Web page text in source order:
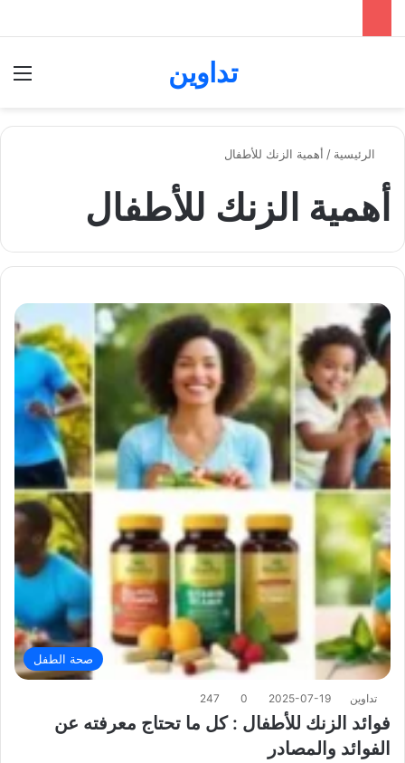
تداوين
الرئيسية / أهمية الزنك للأطفال
أهمية الزنك للأطفال
صحة الطفل
تداوين 2025-07-19
0
247
فوائد الزنك للأطفال : كل ما تحتاج معرفته عن
الفوائد والمصادر